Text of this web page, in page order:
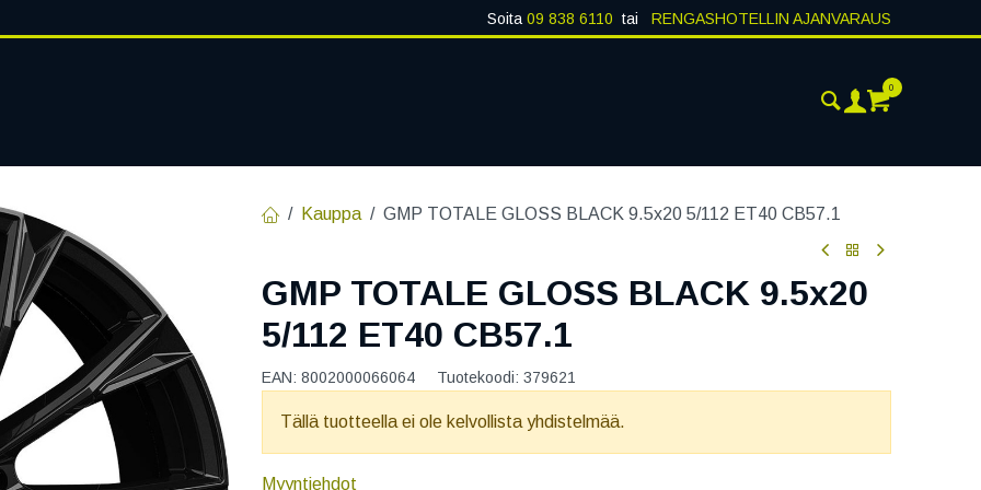
Soita 09 838 6110 tai RENGASHOTELLIN AJANVARAUS
0
Kauppa GMP TOTALE GLOSS BLACK 9.5x20 5/112 ET40 CB57.1
GMP TOTALE GLOSS BLACK 9.5x20
5/112 ET40 CB57.1
EAN: 8002000066064 Tuotekoodi: 379621
Tällä tuotteella ei ole kelvollista yhdistelmää.
Myyntiehdot